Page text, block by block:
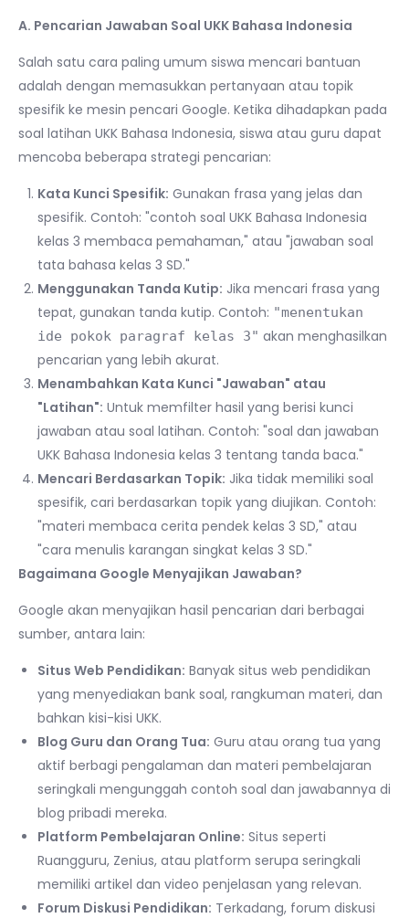
A. Pencarian Jawaban Soal UKK Bahasa Indonesia
Salah satu cara paling umum siswa mencari bantuan
adalah dengan memasukkan pertanyaan atau topik
spesifik ke mesin pencari Google. Ketika dihadapkan pada
soal latihan UKK Bahasa Indonesia, siswa atau guru dapat
mencoba beberapa strategi pencarian:
Kata Kunci Spesifik: Gunakan frasa yang jelas dan
spesifik. Contoh: "contoh soal UKK Bahasa Indonesia
kelas 3 membaca pemahaman," atau "jawaban soal
tata bahasa kelas 3 SD."
Menggunakan Tanda Kutip: Jika mencari frasa yang
tepat, gunakan tanda kutip. Contoh: "menentukan
ide pokok paragraf kelas 3" akan menghasilkan
pencarian yang lebih akurat.
Menambahkan Kata Kunci "Jawaban" atau
"Latihan": Untuk memfilter hasil yang berisi kunci
jawaban atau soal latihan. Contoh: "soal dan jawaban
UKK Bahasa Indonesia kelas 3 tentang tanda baca."
Mencari Berdasarkan Topik: Jika tidak memiliki soal
spesifik, cari berdasarkan topik yang diujikan. Contoh:
"materi membaca cerita pendek kelas 3 SD," atau
"cara menulis karangan singkat kelas 3 SD."
Bagaimana Google Menyajikan Jawaban?
Google akan menyajikan hasil pencarian dari berbagai
sumber, antara lain:
Situs Web Pendidikan: Banyak situs web pendidikan
yang menyediakan bank soal, rangkuman materi, dan
bahkan kisi-kisi UKK.
Blog Guru dan Orang Tua: Guru atau orang tua yang
aktif berbagi pengalaman dan materi pembelajaran
seringkali mengunggah contoh soal dan jawabannya di
blog pribadi mereka.
Platform Pembelajaran Online: Situs seperti
Ruangguru, Zenius, atau platform serupa seringkali
memiliki artikel dan video penjelasan yang relevan.
Forum Diskusi Pendidikan: Terkadang, forum diskusi